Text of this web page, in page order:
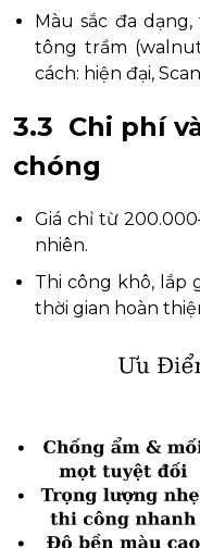
Màu sắc đa
tông trầm
cách: hiện đại,
3.3 Chi phí
chóng
Giá chỉ từ
nhiên.
Thi công khô, lắp
thời gian hoàn